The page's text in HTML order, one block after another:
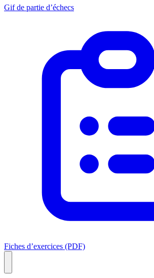
Gif de partie d’échecs
Fiches d’exercices (PDF)